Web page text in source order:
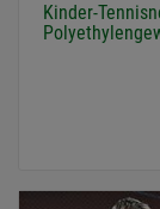
Kinder-